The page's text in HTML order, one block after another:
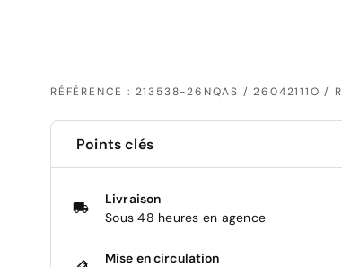
RÉFÉRENCE : 213538-26NQAS / 26042111O / R
Points clés
Livraison
Sous 48 heures en agence
Mise en circulation